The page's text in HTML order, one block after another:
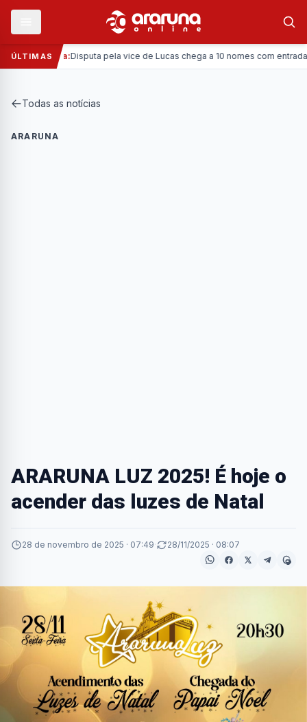
ÚLTIMAS
Política: Disputa pela vice de Lucas chega a 10 nomes com entrada
Todas as notícias
ARARUNA
ARARUNA LUZ 2025! É hoje o
acender das luzes de Natal
28 de novembro de 2025 · 07:49· 28/11/2025 · 08:07